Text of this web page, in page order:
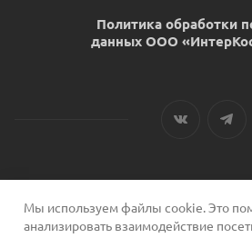
Политика обработки
данных ООО
2026 © Сервис для
Мы используем файлы cookie. Это
анализировать взаимодействие